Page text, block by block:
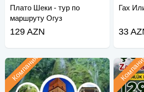
Плато Шеки - тур по
маршруту Огуз
129 AZN
Гах
33
Компания